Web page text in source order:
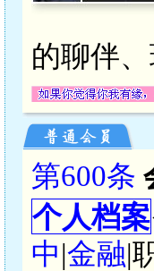
的聊伴
第600条
个人档案
中|金融|